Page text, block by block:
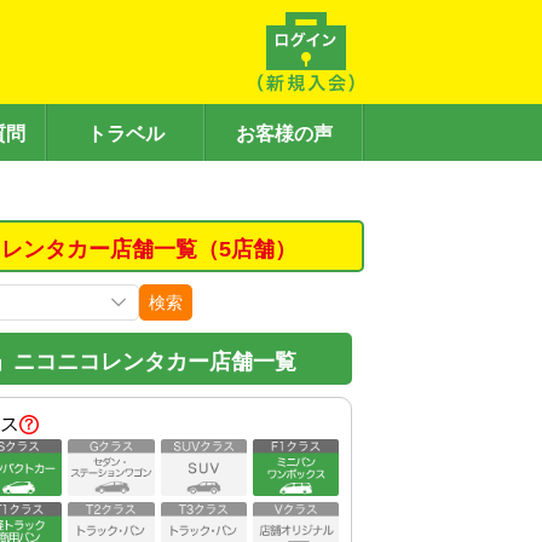
問 トラベル お客様の声
ンタカー店舗一覧（5店舗）
検索
ニコニコレンタカー店舗一覧